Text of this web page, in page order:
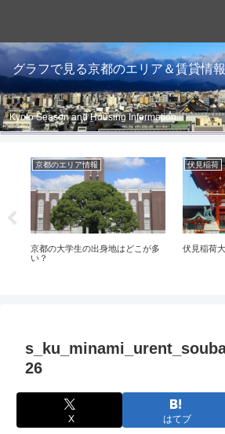
グラフで見る京都のエリア＆賃貸情報
Kyoto Season and Housing Information
京都のエリア情報
京都の大学生の出身地はどこが多
い？
伏見稲荷
伏見稲荷
26
X はてブ